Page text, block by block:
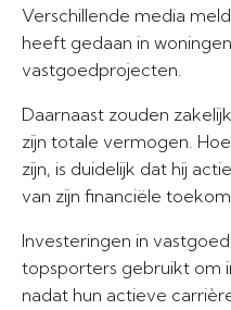
Verschillende media
heeft gedaan in
vastgoedprojecten.
Daarnaast zouden
zijn totale vermogen.
zijn, is duidelijk dat hij
van zijn financiële
Investeringen in
topsporters gebruikt om
nadat hun actieve